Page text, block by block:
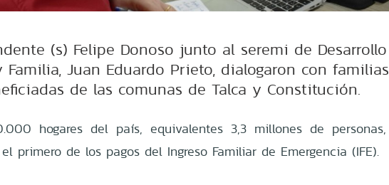
(s) Felipe Donoso junto al seremi de Desarrollo
Familia, Juan Eduardo Prieto, dialogaron con familias
de las comunas de Talca y Constitución.
hogares del país, equivalentes 3,3 millones de personas,
primero de los pagos del Ingreso Familiar de Emergencia (IFE).